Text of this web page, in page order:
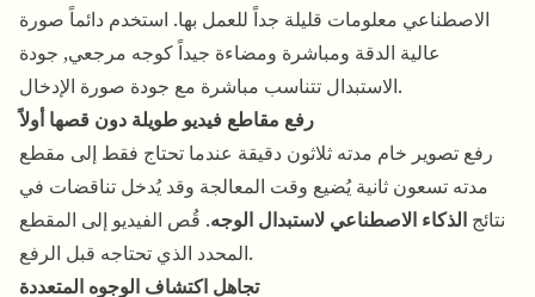
الاصطناعي معلومات قليلة جداً للعمل بها. استخدم دائماً صورة
عالية الدقة ومباشرة ومضاءة جيداً كوجه مرجعي, جودة
الاستبدال تتناسب مباشرة مع جودة صورة الإدخال.
رفع مقاطع فيديو طويلة دون قصها أولاً
رفع تصوير خام مدته ثلاثون دقيقة عندما تحتاج فقط إلى مقطع
مدته تسعون ثانية يُضيع وقت المعالجة وقد يُدخل تناقضات في
نتائج الذكاء الاصطناعي لاستبدال الوجه. قُص الفيديو إلى المقطع
المحدد الذي تحتاجه قبل الرفع.
تجاهل اكتشاف الوجوه المتعددة